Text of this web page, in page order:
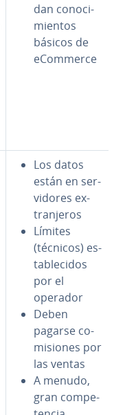
dan co­no­ci­
mie­n­tos
básicos de
eCommerce
Los datos
están en se­r­
vi­do­res ex­
tra­n­je­ros
Límites
(técnicos) es­
ta­ble­ci­dos
por el
operador
Deben
pagarse co­
mi­sio­nes por
las ventas
A menudo,
gran co­m­pe­